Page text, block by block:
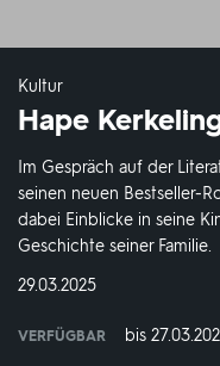
Kultur
Hape
Im Gespräch auf der
seinen neuen Bestseller-
dabei Einblicke in seine
Geschichte seiner Familie.
DATUM:
29.03.2025
VERFÜGBAR bis